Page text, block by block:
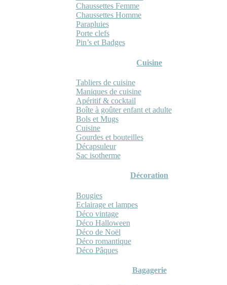
Chaussettes Femme
Chaussettes Homme
Parapluies
Porte clefs
Pin’s et Badges
Cuisine
Tabliers de cuisine
Maniques de cuisine
Apéritif & cocktail
Boîte à goûter enfant et adulte
Bols et Mugs
Cuisine
Gourdes et bouteilles
Décapsuleur
Sac isotherme
Décoration
Bougies
Eclairage et lampes
Déco vintage
Déco Halloween
Déco de Noël
Déco romantique
Déco Pâques
Bagagerie